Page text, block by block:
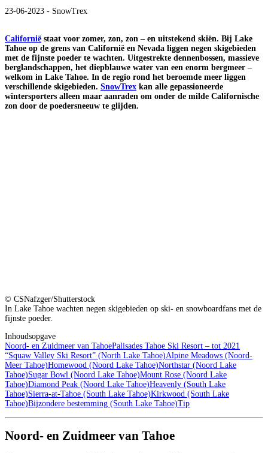
23-06-2023 - SnowTrex
Californië staat voor zomer, zon, zon – en uitstekend skiën. Bij Lake
Tahoe op de grens van Californië en Nevada liggen negen skigebieden
met de fijnste poeder te wachten. Uitgestrekte dennenbossen, massieve
berglandschappen, het diepblauwe water van een enorm bergmeer –
welkom in Lake Tahoe. In de regio rond het beroemde meer liggen
verschillende skigebieden. SnowTrex kan alle gepassioneerde
wintersporters alleen maar aanraden om onder de milde Californische
zon door de poedersneeuw te glijden.
© CSNafzger/Shutterstock
In Lake Tahoe wachten negen skigebieden op ski- en snowboardfans met de
fijnste poeder.
Inhoudsopgave
Noord- en Zuidmeer van TahoePalisades Tahoe Ski Resort – tot 2021
“Squaw Valley Ski Resort” (North Lake Tahoe)Alpine Meadows (Noord-
Meer Tahoe)Homewood (Noord Lake Tahoe)Northstar (Noord Lake
Tahoe)Sugar Bowl (Noord Lake Tahoe)Mount Rose (Noord Lake
Tahoe)Diamond Peak (Noord Lake Tahoe)Heavenly (South Lake
Tahoe)Sierra-at-Tahoe (South Lake Tahoe)Kirkwood (South Lake
Tahoe)Bijzondere bestemming (South Lake Tahoe)Tip
Noord- en Zuidmeer van Tahoe